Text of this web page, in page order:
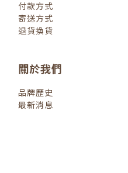
付款方式
寄送方式
退貨換貨
關於我們
品牌歷史
最新消息